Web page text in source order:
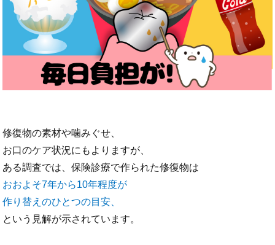
修復物の素材や噛みぐせ、
お口のケア状況にもよりますが、
ある調査では、保険診療で作られた修復物は
おおよそ7年から10年程度が
作り替えのひとつの目安、
という見解が示されています。